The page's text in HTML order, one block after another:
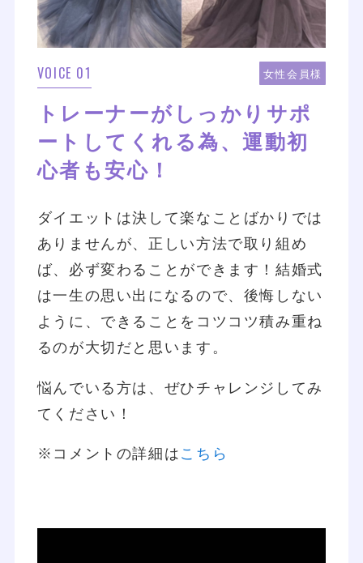
VOICE 01 女性会員様
トレーナーがしっかりサポ
ートしてくれる為、運動初
心者も安心！
ダイエットは決して楽なことばかりでは
ありませんが、正しい方法で取り組め
ば、必ず変わることができます！結婚式
は一生の思い出になるので、後悔しない
ように、できることをコツコツ積み重ね
るのが大切だと思います。
悩んでいる方は、ぜひチャレンジしてみ
てください！
※コメントの詳細は こちら